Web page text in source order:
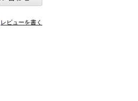
レビューを書く